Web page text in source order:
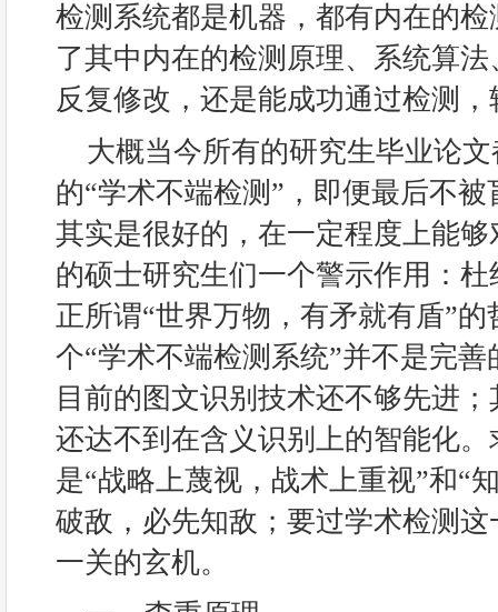
检测系统都是机器，都有内在的
了其中内在的检测原理、系统算
反复修改，还是能成功通过检测
大概当今所有的研究生毕业论
的“学术不端检测”，即便最后不
其实是很好的，在一定程度上能
的硕士研究生们一个警示作用：
正所谓“世界万物，有矛就有盾”
个“学术不端检测系统”并不是完
目前的图文识别技术还不够先进
还达不到在含义识别上的智能化
是“战略上蔑视，战术上重视”和“
破敌，必先知敌；要过学术检测
一关的玄机。